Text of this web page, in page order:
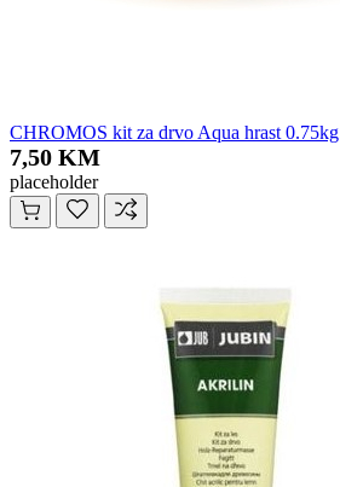
CHROMOS kit za drvo Aqua hrast 0.75kg
7,50 KM
placeholder